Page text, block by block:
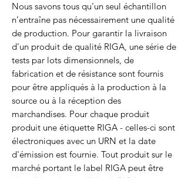
Nous savons tous qu’un seul échantillon
n’entraîne pas nécessairement une qualité
de production. Pour garantir la livraison
d'un produit de qualité RIGA, une série de
tests par lots dimensionnels, de
fabrication et de résistance sont fournis
pour être appliqués à la production à la
source ou à la réception des
marchandises. Pour chaque produit
produit une étiquette RIGA - celles-ci sont
électroniques avec un URN et la date
d'émission est fournie. Tout produit sur le
marché portant le label RIGA peut être